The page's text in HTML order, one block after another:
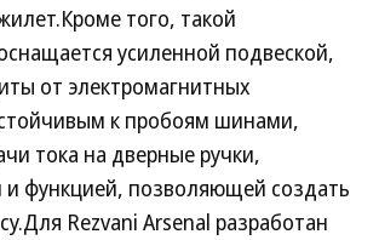
того, такой
усиленной подвеской,
от электромагнитных
к пробоям шинами,
тока на дверные ручки,
и функцией, позволяющей создать
Rezvani Arsenal разработан